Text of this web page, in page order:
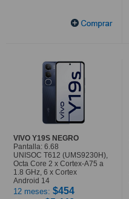
VIVO Y19S NEGRO
Pantalla: 6.68
UNISOC T612 (UMS9230H),
Octa Core 2 x Cortex-A75 a
1.8 GHz, 6 x Cortex
Android 14
12 meses: $454